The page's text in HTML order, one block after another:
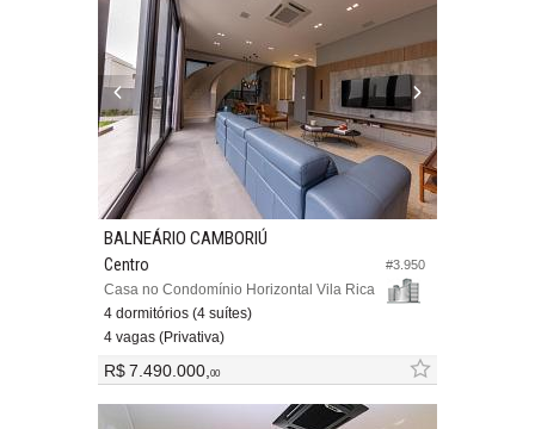
#3.950
BALNEÁRIO CAMBORIÚ
Centro
Casa no Condomínio Horizontal Vila Rica
4 dormitórios (4 suítes)
4 vagas (Privativa)
R$ 7.490.000,00